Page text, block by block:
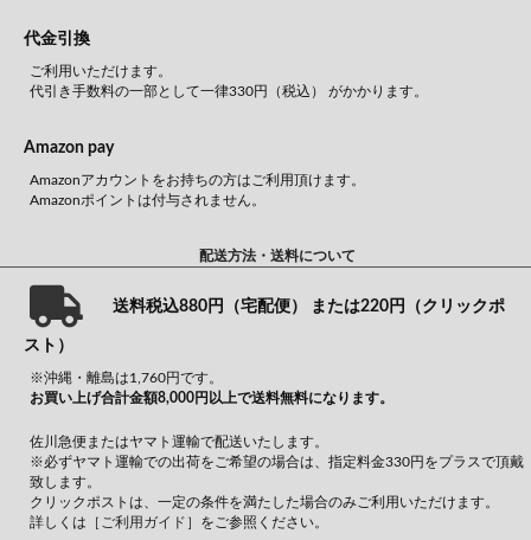
代金引換
ご利用いただけます。
代引き手数料の一部として一律330円（税込） がかかります。
Amazon pay
Amazonアカウントをお持ちの方はご利用頂けます。
Amazonポイントは付与されません。
配送方法・送料について
送料税込880円（宅配便） または220円（クリックポ
スト）
※沖縄・離島は1,760円です。
お買い上げ合計金額8,000円以上で送料無料になります。
佐川急便またはヤマト運輸で配送いたします。
※必ずヤマト運輸での出荷をご希望の場合は、指定料金330円をプラスで頂戴
致します。
クリックポストは、一定の条件を満たした場合のみご利用いただけます。
詳しくは ［ご利用ガイド］ をご参照ください。